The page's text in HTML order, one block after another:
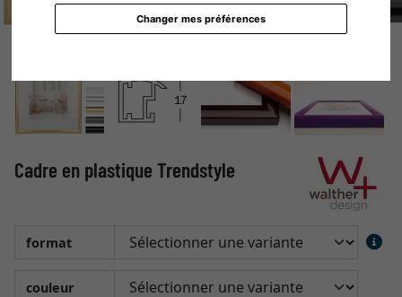
Changer mes préférences
Cadre en plastique Trendstyle
format
couleur